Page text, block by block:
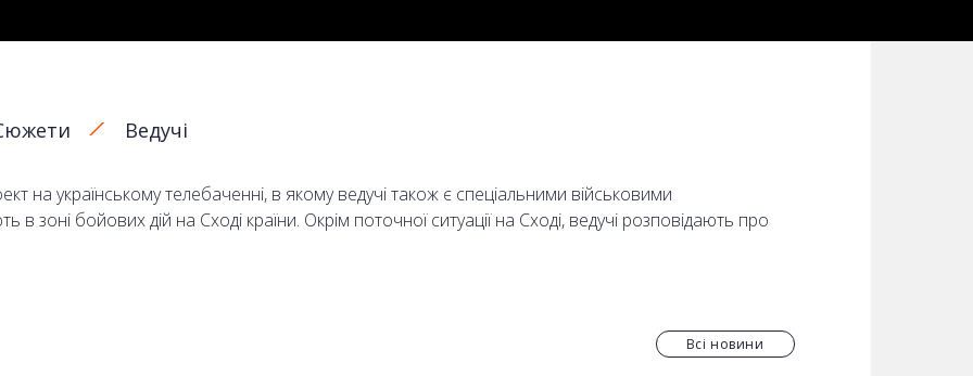
Ведучі
на українському телебаченні, в якому ведучі також є спеціальними військовими
зоні бойових дій на Сході країни. Окрім поточної ситуації на Сході, ведучі розповідають про
2+2 та на сайті онлайн.
Всі новини